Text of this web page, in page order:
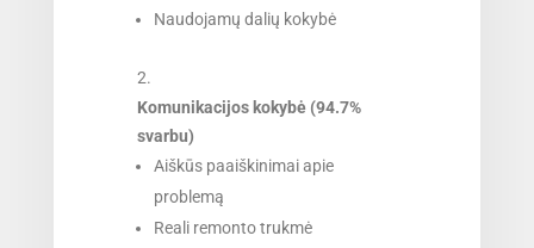
Naudojamų dalių kokybė
Komunikacijos kokybė (94.7%
svarbu)
Aiškūs paaiškinimai apie
problemą
Reali remonto trukmė